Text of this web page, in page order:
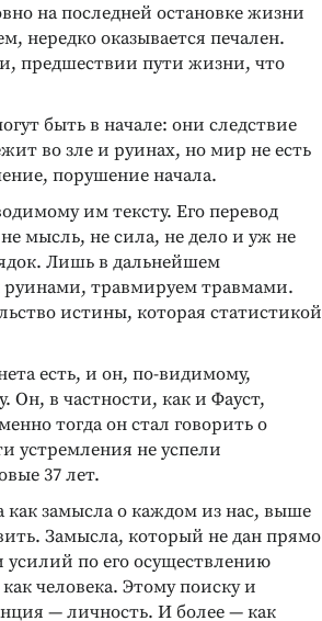
на последней остановке жизни
нередко оказывается печален.
предшествии пути жизни, что
быть в начале: они следствие
во зле и руинах, но мир не есть
порушение начала.
им тексту. Его перевод
мысль, не сила, не дело и уж не
Лишь в дальнейшем
руинами, травмируем травмами.
истины, которая статистикой
есть, и он, по-видимому,
Он, в частности, как и Фауст,
тогда он стал говорить о
устремления не успели
37 лет.
как замысла о каждом из нас, выше
Замысла, который не дан прямо
усилий по его осуществлению
человека. Этому поиску и
— личность. И более — как